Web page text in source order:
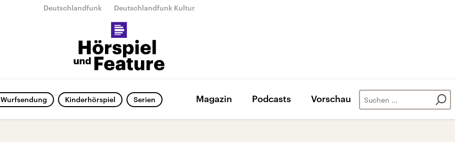
Deutschlandfunk Deutschlandfunk Kultur
Wurfsendung Kinderhörspiel Serien Magazin Podcasts Vorschau